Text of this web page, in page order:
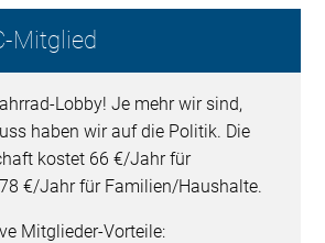
Mitglied
Lobby! Je mehr wir sind,
haben wir auf die Politik. Die
kostet 66 €/Jahr für
€/Jahr für Familien/Haushalte.
Mitglieder-Vorteile: